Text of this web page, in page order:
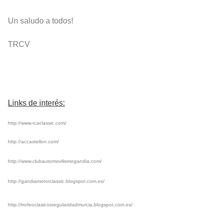
Un saludo a todos!
TRCV
Links de interés:
http://www.rcaclassic.com/
http://accastellon.com/
http://www.clubautomovilismogandia.com/
http://gandiamotorclassic.blogspot.com.es/
http://trofeoclasicosregularidadmurcia.blogspot.com.es/